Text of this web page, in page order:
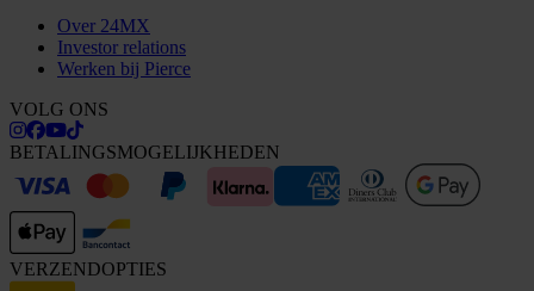
Over 24MX
Investor relations
Werken bij Pierce
VOLG ONS
BETALINGSMOGELIJKHEDEN
VERZENDOPTIES